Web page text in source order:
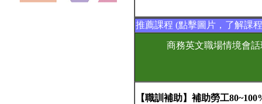
推薦課程 (點擊圖片，了解課
商務英文職場情境會
【職訓補助】補助勞工